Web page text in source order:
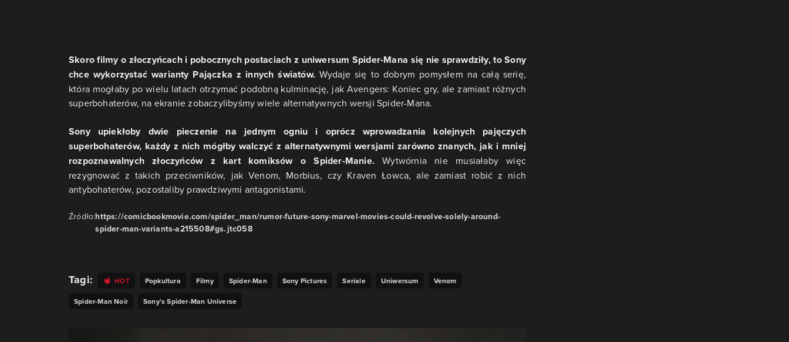
Skoro filmy o złoczyńcach i pobocznych postaciach z uniwersum Spider-Mana się nie sprawdziły, to Sony
chce wykorzystać warianty Pajączka z innych światów.Wydaje się to dobrym pomysłem na całą serię,
która mogłaby po wielu latach otrzymać podobną kulminację, jak Avengers: Koniec gry, ale zamiast różnych
superbohaterów, na ekranie zobaczylibyśmy wiele alternatywnych wersji Spider-Mana.
Sony upiekłoby dwie pieczenie na jednym ogniu i oprócz wprowadzania kolejnych pajęczych
superbohaterów, każdy z nich mógłby walczyć z alternatywnymi wersjami zarówno znanych, jak i mniej
rozpoznawalnych złoczyńców z kart komiksów o Spider-Manie.Wytwórnia nie musiałaby więc
rezygnować z takich przeciwników, jak Venom, Morbius, czy Kraven Łowca, ale zamiast robić z nich
antybohaterów, pozostaliby prawdziwymi antagonistami.
Źródło:https://comicbookmovie.com/spider_man/rumor-future-sony-marvel-movies-could-revolve-solely-around-
spider-man-variants-a215508#gs.jtc058
Tagi: HOT Popkultura Filmy Spider-Man Sony Pictures Seriale Uniwersum
Venom
Spider-Man Noir
Sony's Spider-Man Universe